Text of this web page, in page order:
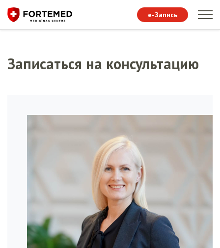
e-Запись
Записаться на консультацию